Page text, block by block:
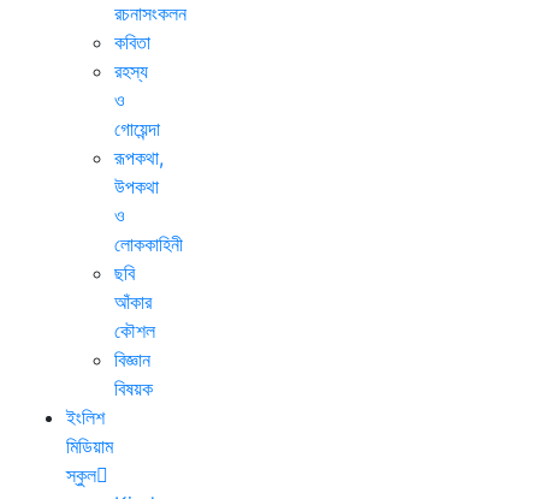
রচনাসংকলন
কবিতা
রহস্য
ও
গোয়েন্দা
রূপকথা,
উপকথা
ও
লোককাহিনী
ছবি
আঁকার
কৌশল
বিজ্ঞান
বিষয়ক
ইংলিশ
মিডিয়াম
স্কুল